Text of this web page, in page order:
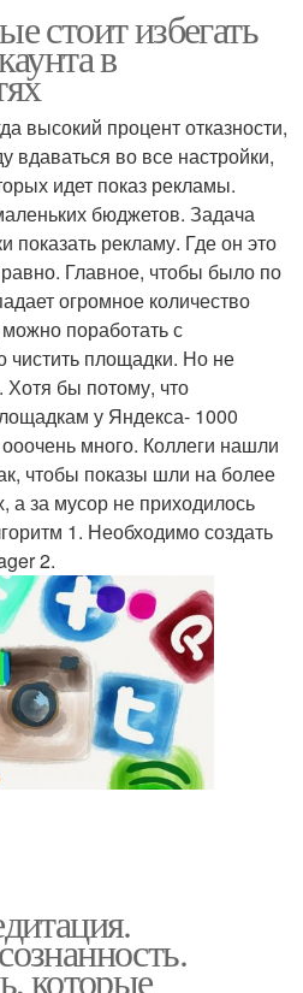
стоит избегать
в
высокий процент отказности,
вдаваться во все настройки,
идет показ рекламы.
бюджетов. Задача
рекламу. Где он это
Главное, чтобы было по
огромное количество
поработать с
площадки. Но не
Хотя бы потому, что
у Яндекса- 1000
много. Коллеги нашли
чтобы показы шли на более
а за мусор не приходилось
1. Необходимо создать
2.
которые